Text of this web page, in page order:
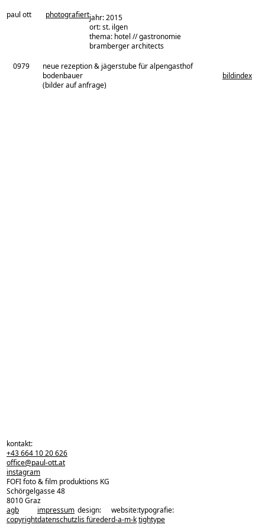
paul ott photografiertjahr: 2015
ort: st. ilgen
thema: hotel // gastronomie
architekturbüro:
bramberger architects
0979
neue rezeption & jägerstube für alpengasthof
bodenbauer
(bilder auf anfrage)
bildindex
zurück zu den projekten
kontakt:
+43 664 10 20 626
office@paul-ott.at
instagram
FOFI foto & film produktions KG
Schörgelgasse 48
8010 Graz
agb
copyright
impressum
datenschutz
design:
lis füreder
website:
d-a-m-k
typografie:
tightype